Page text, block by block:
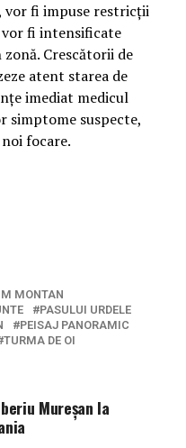
vor fi impuse restricții
fi intensificate
Crescătorii de
atent starea de
imediat medicul
simptome suspecte,
focare.
MONTAN
PASULUI URDELE
PEISAJ PANORAMIC
TURMA DE OI
Mureșan la